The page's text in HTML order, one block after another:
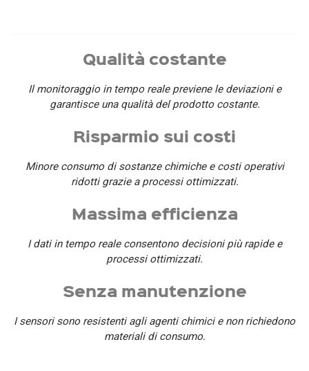
Qualità costante
Il monitoraggio in tempo reale previene le deviazioni e
garantisce una qualità del prodotto costante.
Risparmio sui costi
Minore consumo di sostanze chimiche e costi operativi
ridotti grazie a processi ottimizzati.
Massima efficienza
I dati in tempo reale consentono decisioni più rapide e
processi ottimizzati.
Senza manutenzione
I sensori sono resistenti agli agenti chimici e non richiedono
materiali di consumo.